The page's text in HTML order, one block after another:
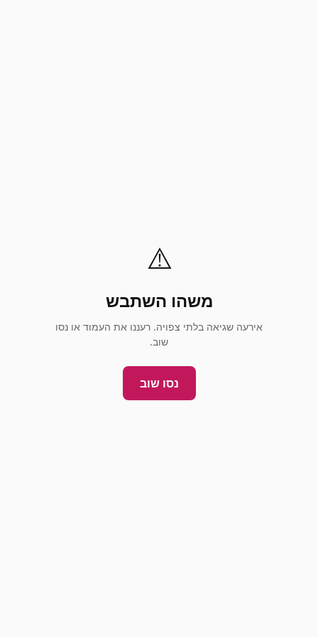
⚠️
משהו השתבש
אירעה שגיאה בלתי צפויה. רעננו את העמוד או נסו
שוב.
נסו שוב